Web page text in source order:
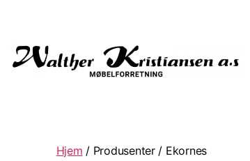
Hjem / Produsenter / Ekornes